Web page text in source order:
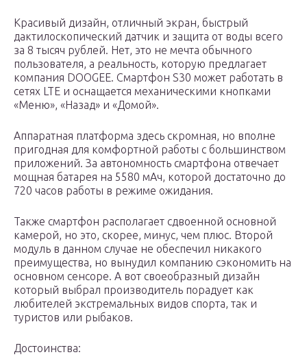
Красивый дизайн, отличный экран, быстрый
дактилоскопический датчик и защита от воды всего
за 8 тысяч рублей. Нет, это не мечта обычного
пользователя, а реальность, которую предлагает
компания DOOGEE. Смартфон S30 может работать в
сетях LTE и оснащается механическими кнопками
«Меню», «Назад» и «Домой».
Аппаратная платформа здесь скромная, но вполне
пригодная для комфортной работы с большинством
приложений. За автономность смартфона отвечает
мощная батарея на 5580 мАч, которой достаточно до
720 часов работы в режиме ожидания.
Также смартфон располагает сдвоенной основной
камерой, но это, скорее, минус, чем плюс. Второй
модуль в данном случае не обеспечил никакого
преимущества, но вынудил компанию сэкономить на
основном сенсоре. А вот своеобразный дизайн
который выбрал производитель порадует как
любителей экстремальных видов спорта, так и
туристов или рыбаков.
Достоинства: